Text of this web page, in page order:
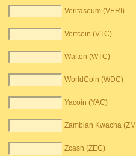
Veritaseum (VERI)
Vertcoin (VTC)
Walton (WTC)
WorldCoin (WDC)
Yacoin (YAC)
Zambian Kwacha
Zcash (ZEC)